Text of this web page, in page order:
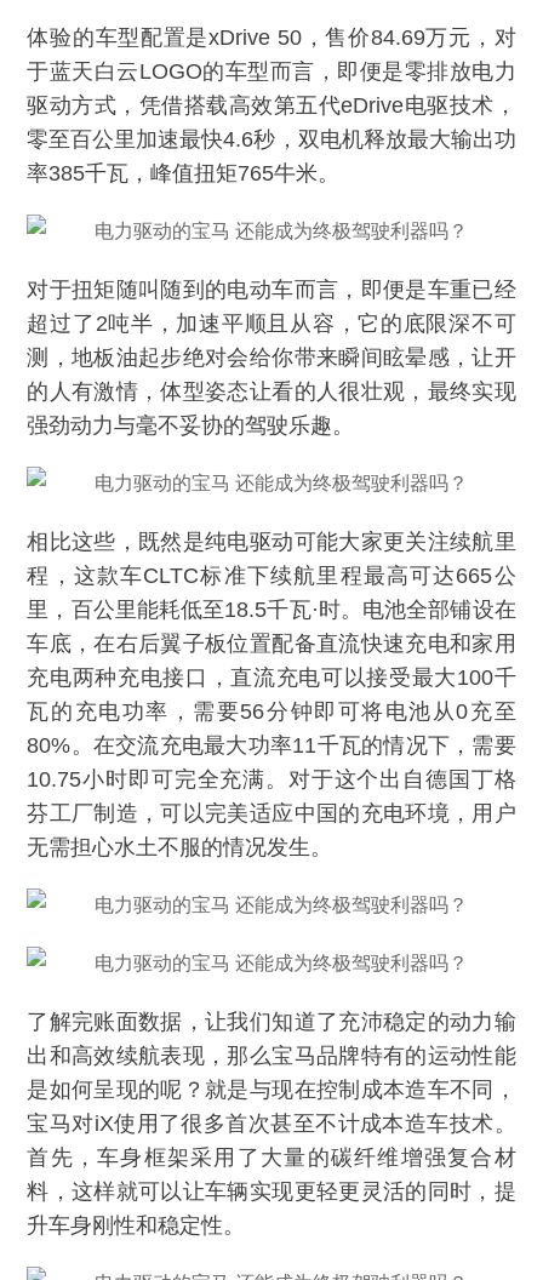
体验的车型配置是xDrive 50，售价84.69万元，对
于蓝天白云LOGO的车型而言，即便是零排放电力
驱动方式，凭借搭载高效第五代eDrive电驱技术，
零至百公里加速最快4.6秒，双电机释放最大输出功
率385千瓦，峰值扭矩765牛米。
对于扭矩随叫随到的电动车而言，即便是车重已经
超过了2吨半，加速平顺且从容，它的底限深不可
测，地板油起步绝对会给你带来瞬间眩晕感，让开
的人有激情，体型姿态让看的人很壮观，最终实现
强劲动力与毫不妥协的驾驶乐趣。
相比这些，既然是纯电驱动可能大家更关注续航里
程，这款车CLTC标准下续航里程最高可达665公
里，百公里能耗低至18.5千瓦·时。电池全部铺设在
车底，在右后翼子板位置配备直流快速充电和家用
充电两种充电接口，直流充电可以接受最大100千
瓦的充电功率，需要56分钟即可将电池从0充至
80%。在交流充电最大功率11千瓦的情况下，需要
10.75小时即可完全充满。对于这个出自德国丁格
芬工厂制造，可以完美适应中国的充电环境，用户
无需担心水土不服的情况发生。
了解完账面数据，让我们知道了充沛稳定的动力输
出和高效续航表现，那么宝马品牌特有的运动性能
是如何呈现的呢？就是与现在控制成本造车不同，
宝马对iX使用了很多首次甚至不计成本造车技术。
首先，车身框架采用了大量的碳纤维增强复合材
料，这样就可以让车辆实现更轻更灵活的同时，提
升车身刚性和稳定性。